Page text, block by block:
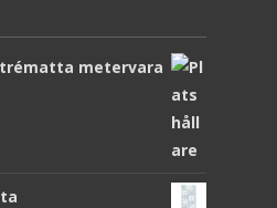
metervara